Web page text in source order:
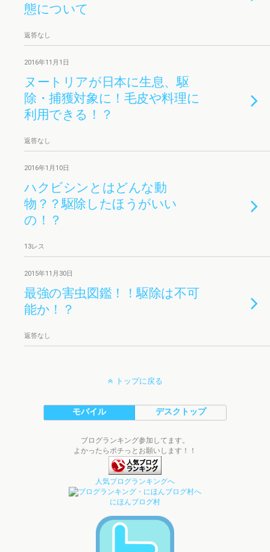
態について
返答なし
2016年11月1日
ヌートリアが日本に生息、駆
除・捕獲対象に！毛皮や料理に
利用できる！？
返答なし
2016年1月10日
ハクビシンとはどんな動
物？？駆除したほうがいい
の！？
13レス
2015年11月30日
最強の害虫図鑑！！駆除は不可
能か！？
返答なし
トップに戻る
モバイル デスクトップ
ブログランキング参加してます。
よかったらポチっとお願いします！！
人気ブログランキングへ
にほんブログ村